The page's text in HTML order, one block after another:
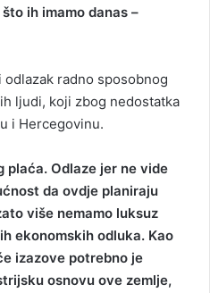
ih imamo danas –
radno sposobnog
ljudi, koji zbog nedostatka
i Hercegovinu.
plaća. Odlaze jer ne vide
da ovdje planiraju
više nemamo luksuz
ekonomskih odluka. Kao
izazove potrebno je
osnovu ove zemlje,